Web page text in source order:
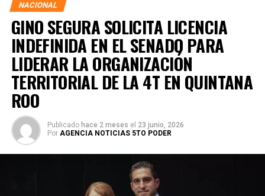
NACIONAL
GINO SEGURA SOLICITA LICENCIA
INDEFINIDA EN EL SENADO PARA
LIDERAR LA ORGANIZACIÓN
TERRITORIAL DE LA 4T EN QUINTANA
ROO
Publicado hace 2 meses el 23 junio, 2026
Por AGENCIA NOTICIAS 5TO PODER